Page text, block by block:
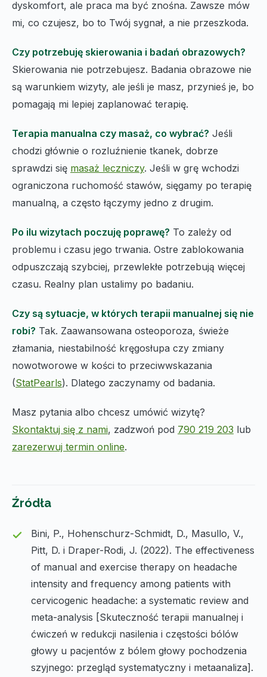
dyskomfort, ale praca ma być znośna. Zawsze mów
mi, co czujesz, bo to Twój sygnał, a nie przeszkoda.
Czy potrzebuję skierowania i badań obrazowych?
Skierowania nie potrzebujesz. Badania obrazowe nie
są warunkiem wizyty, ale jeśli je masz, przynieś je, bo
pomagają mi lepiej zaplanować terapię.
Terapia manualna czy masaż, co wybrać? Jeśli
chodzi głównie o rozluźnienie tkanek, dobrze
sprawdzi się masaż leczniczy. Jeśli w grę wchodzi
ograniczona ruchomość stawów, sięgamy po terapię
manualną, a często łączymy jedno z drugim.
Po ilu wizytach poczuję poprawę? To zależy od
problemu i czasu jego trwania. Ostre zablokowania
odpuszczają szybciej, przewlekłe potrzebują więcej
czasu. Realny plan ustalimy po badaniu.
Czy są sytuacje, w których terapii manualnej się nie
robi? Tak. Zaawansowana osteoporoza, świeże
złamania, niestabilność kręgosłupa czy zmiany
nowotworowe w kości to przeciwwskazania
(StatPearls). Dlatego zaczynamy od badania.
Masz pytania albo chcesz umówić wizytę?
Skontaktuj się z nami, zadzwoń pod 790 219 203 lub
zarezerwuj termin online.
Źródła
Bini, P., Hohenschurz-Schmidt, D., Masullo, V.,
Pitt, D. i Draper-Rodi, J. (2022). The effectiveness
of manual and exercise therapy on headache
intensity and frequency among patients with
cervicogenic headache: a systematic review and
meta-analysis [Skuteczność terapii manualnej i
ćwiczeń w redukcji nasilenia i częstości bólów
głowy u pacjentów z bólem głowy pochodzenia
szyjnego: przegląd systematyczny i metaanaliza].